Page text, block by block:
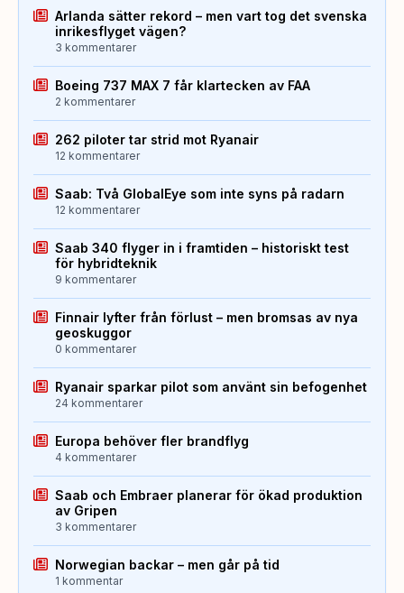
Arlanda sätter rekord – men vart tog det svenska
inrikesflyget vägen?
3 kommentarer
Boeing 737 MAX 7 får klartecken av FAA
2 kommentarer
262 piloter tar strid mot Ryanair
12 kommentarer
Saab: Två GlobalEye som inte syns på radarn
12 kommentarer
Saab 340 flyger in i framtiden – historiskt test
för hybridteknik
9 kommentarer
Finnair lyfter från förlust – men bromsas av nya
geoskuggor
0 kommentarer
Ryanair sparkar pilot som använt sin befogenhet
24 kommentarer
Europa behöver fler brandflyg
4 kommentarer
Saab och Embraer planerar för ökad produktion
av Gripen
3 kommentarer
Norwegian backar – men går på tid
1 kommentar